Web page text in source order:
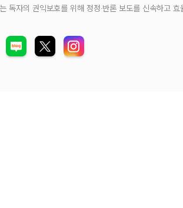
독자의 권익보호를 위해 정정‧반론 보도를 신속하고